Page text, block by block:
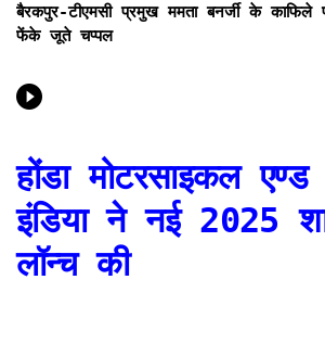
बैरकपुर-टीएमसी प्रमुख ममता बनर्जी के काफिले
फेंके जूते चप्पल
होंडा मोटरसाइकल
इंडिया ने नई 2025
लॉन्‍च की